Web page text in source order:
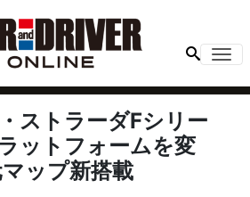
ストラーダFシリー
ットフォームを変
ップ新搭載